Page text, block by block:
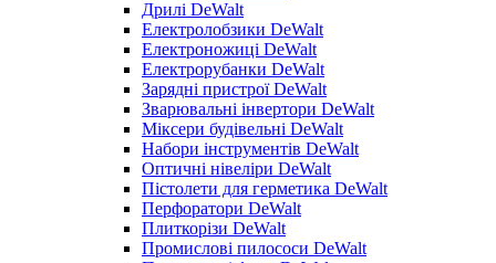
Дрилі DeWalt
Електролобзики DeWalt
Електроножиці DeWalt
Електрорубанки DeWalt
Зарядні пристрої DeWalt
Зварювальні інвертори DeWalt
Міксери будівельні DeWalt
Набори інструментів DeWalt
Оптичні нівеліри DeWalt
Пістолети для герметика DeWalt
Перфоратори DeWalt
Плиткорізи DeWalt
Промислові пилососи DeWalt